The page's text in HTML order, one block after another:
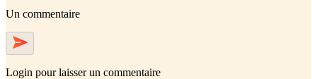
Un commentaire
Login pour laisser un commentaire